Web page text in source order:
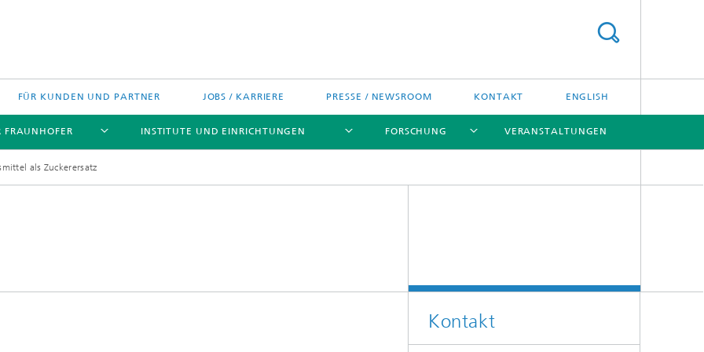
FÜR KUNDEN UND PARTNER JOBS / KARRIERE PRESSE / NEWSROOM KONTAKT ENGLISH
FRAUNHOFER
Fraunhofer-Preisverleihung
INSTITUTE UND EINRICHTUNGEN
Nord- und Südamerika
FORSCHUNG VERANSTALTUNGEN
als Zuckerersatz
Kontakt